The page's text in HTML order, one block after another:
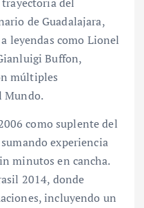
de Guadalajara,
leyendas como Lionel
Buffon,
múltiples
Mundo.
como suplente del
experiencia
minutos en cancha.
2014, donde
incluyendo un